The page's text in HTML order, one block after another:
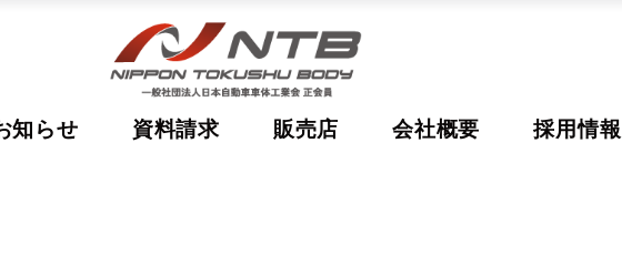
知らせ 資料請求 販売店 会社概要 採用情報